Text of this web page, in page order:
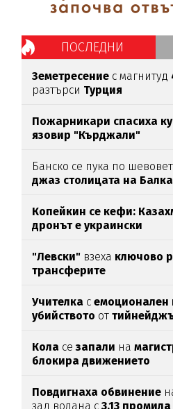
ПОСЛЕДНИ
Земетресение с магнитуд
разтърси Турция
Пожарникари спасиха
язовир "Кърджали"
Банско се пука по
джаз столицата на
Копейкин се кефи:
дронът е украински
"Левски" взеха ключово
трансферите
Учителка семоционален
убийството от
Кола сезапали на
блокира движението
Повдигнаха обвинение
зад волана с3,13 промила